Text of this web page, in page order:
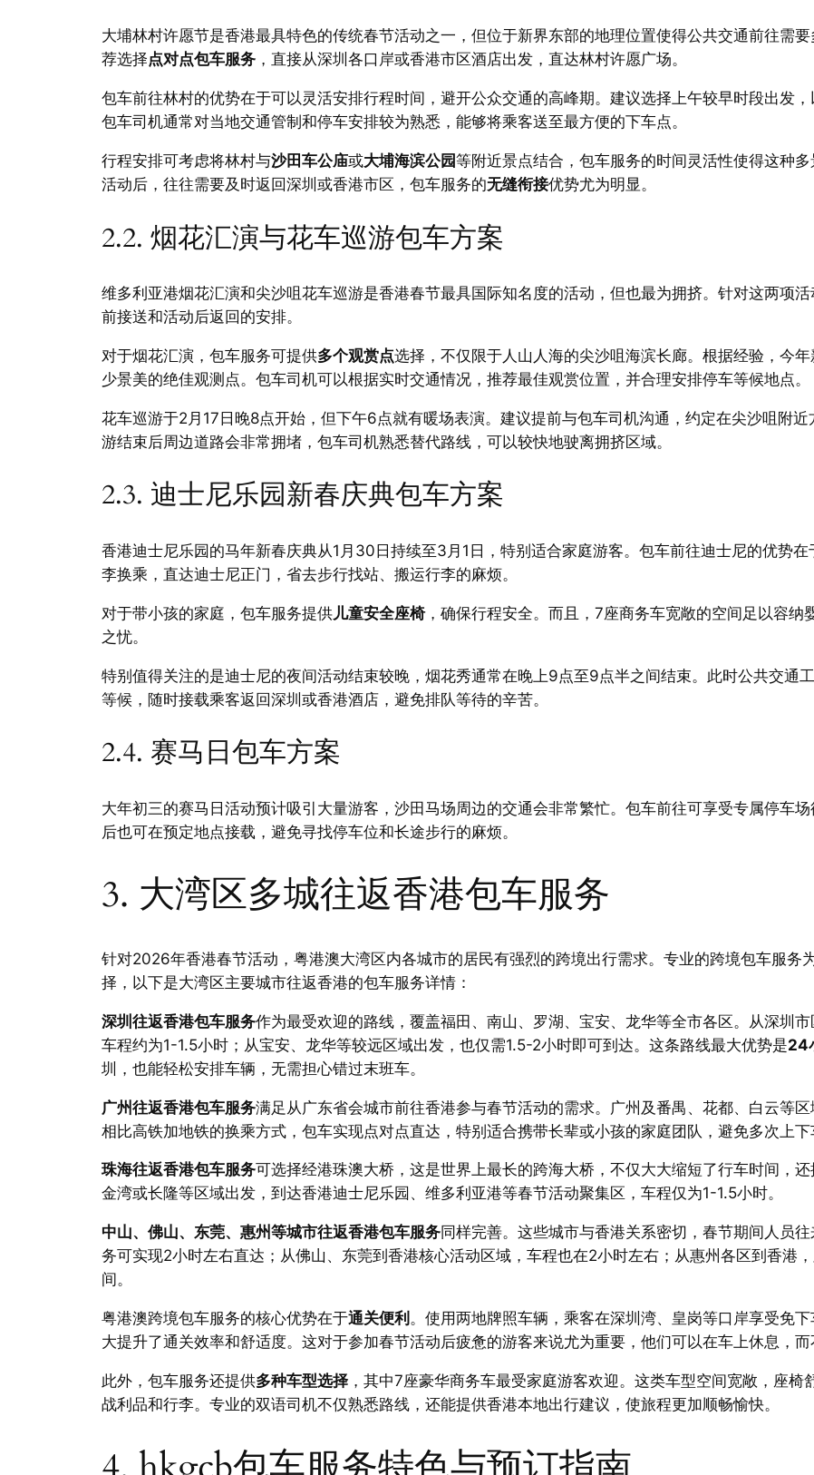
大埔林村许愿节是香港最具特色的传统春节活动之一，但位于新界东部的地理位置使得公共交通前往需
荐选择点对点包车服务 ，直接从深圳各口岸或香港市区酒店出发，直达林村许愿广场。
包车前往林村的优势在于可以灵活安排行程时间，避开公众交通的高峰期。建议选择上午较早时段出发，
包车司机通常对当地交通管制和停车安排较为熟悉，能够将乘客送至最方便的下车点。
行程安排可考虑将林村与沙田车公庙或大埔海滨公园等附近景点结合，包车服务的时间灵活性使得这种
活动后，往往需要及时返回深圳或香港市区，包车服务的无缝衔接优势尤为明显。
2.2. 烟花汇演与花车巡游包车方案
维多利亚港烟花汇演和尖沙咀花车巡游是香港春节最具国际知名度的活动，但也最为拥挤。针对这两项
前接送和活动后返回的安排。
对于烟花汇演，包车服务可提供多个观赏点选择，不仅限于人山人海的尖沙咀海滨长廊。根据经验，今
少景美的绝佳观测点。包车司机可以根据实时交通情况，推荐最佳观赏位置，并合理安排停车等候地点。
花车巡游于2月17日晚8点开始，但下午6点就有暖场表演。建议提前与包车司机沟通，约定在尖沙咀附
游结束后周边道路会非常拥堵，包车司机熟悉替代路线，可以较快地驶离拥挤区域。
2.3. 迪士尼乐园新春庆典包车方案
香港迪士尼乐园的马年新春庆典从1月30日持续至3月1日，特别适合家庭游客。包车前往迪士尼的优势
李换乘，直达迪士尼正门，省去步行找站、搬运行李的麻烦。
对于带小孩的家庭，包车服务提供儿童安全座椅，确保行程安全。而且，7座商务车宽敞的空间足以容纳
之忧。
特别值得关注的是迪士尼的夜间活动结束较晚，烟花秀通常在晚上9点至9点半之间结束。此时公共交通
等候，随时接载乘客返回深圳或香港酒店，避免排队等待的辛苦。
2.4. 赛马日包车方案
大年初三的赛马日活动预计吸引大量游客，沙田马场周边的交通会非常繁忙。包车前往可享受专属停车
后也可在预定地点接载，避免寻找停车位和长途步行的麻烦。
3. 大湾区多城往返香港包车服务
针对2026年香港春节活动，粤港澳大湾区内各城市的居民有强烈的跨境出行需求。专业的跨境包车服务
择，以下是大湾区主要城市往返香港的包车服务详情：
深圳往返香港包车服务作为最受欢迎的路线，覆盖福田、南山、罗湖、宝安、龙华等全市各区。从深圳
车程约为1-1.5小时；从宝安、龙华等较远区域出发，也仅需1.5-2小时即可到达。这条路线最大优势是24
圳，也能轻松安排车辆，无需担心错过末班车。
广州往返香港包车服务满足从广东省会城市前往香港参与春节活动的需求。广州及番禺、花都、白云等
相比高铁加地铁的换乘方式，包车实现点对点直达，特别适合携带长辈或小孩的家庭团队，避免多次上下
珠海往返香港包车服务可选择经港珠澳大桥，这是世界上最长的跨海大桥，不仅大大缩短了行车时间，
金湾或长隆等区域出发，到达香港迪士尼乐园、维多利亚港等春节活动聚集区，车程仅为1-1.5小时。
中山、佛山、东莞、惠州等城市往返香港包车服务同样完善。这些城市与香港关系密切，春节期间人员
务可实现2小时左右直达；从佛山、东莞到香港核心活动区域，车程也在2小时左右；从惠州各区到香港
间。
粤港澳跨境包车服务的核心优势在于通关便利 。使用两地牌照车辆，乘客在深圳湾、皇岗等口岸享受免
大提升了通关效率和舒适度。这对于参加春节活动后疲惫的游客来说尤为重要，他们可以在车上休息，而
此外，包车服务还提供多种车型选择 ，其中7座豪华商务车最受家庭游客欢迎。这类车型空间宽敞，座
战利品和行李。专业的双语司机不仅熟悉路线，还能提供香港本地出行建议，使旅程更加顺畅愉快。